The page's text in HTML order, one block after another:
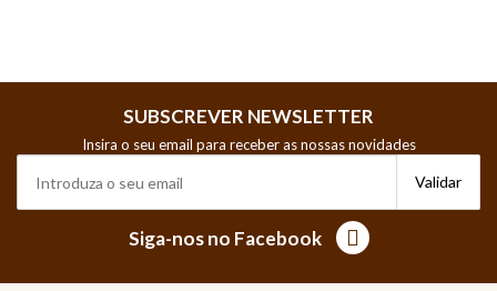
SUBSCREVER NEWSLETTER
Insira o seu email para receber as nossas novidades
Siga-nos no Facebook